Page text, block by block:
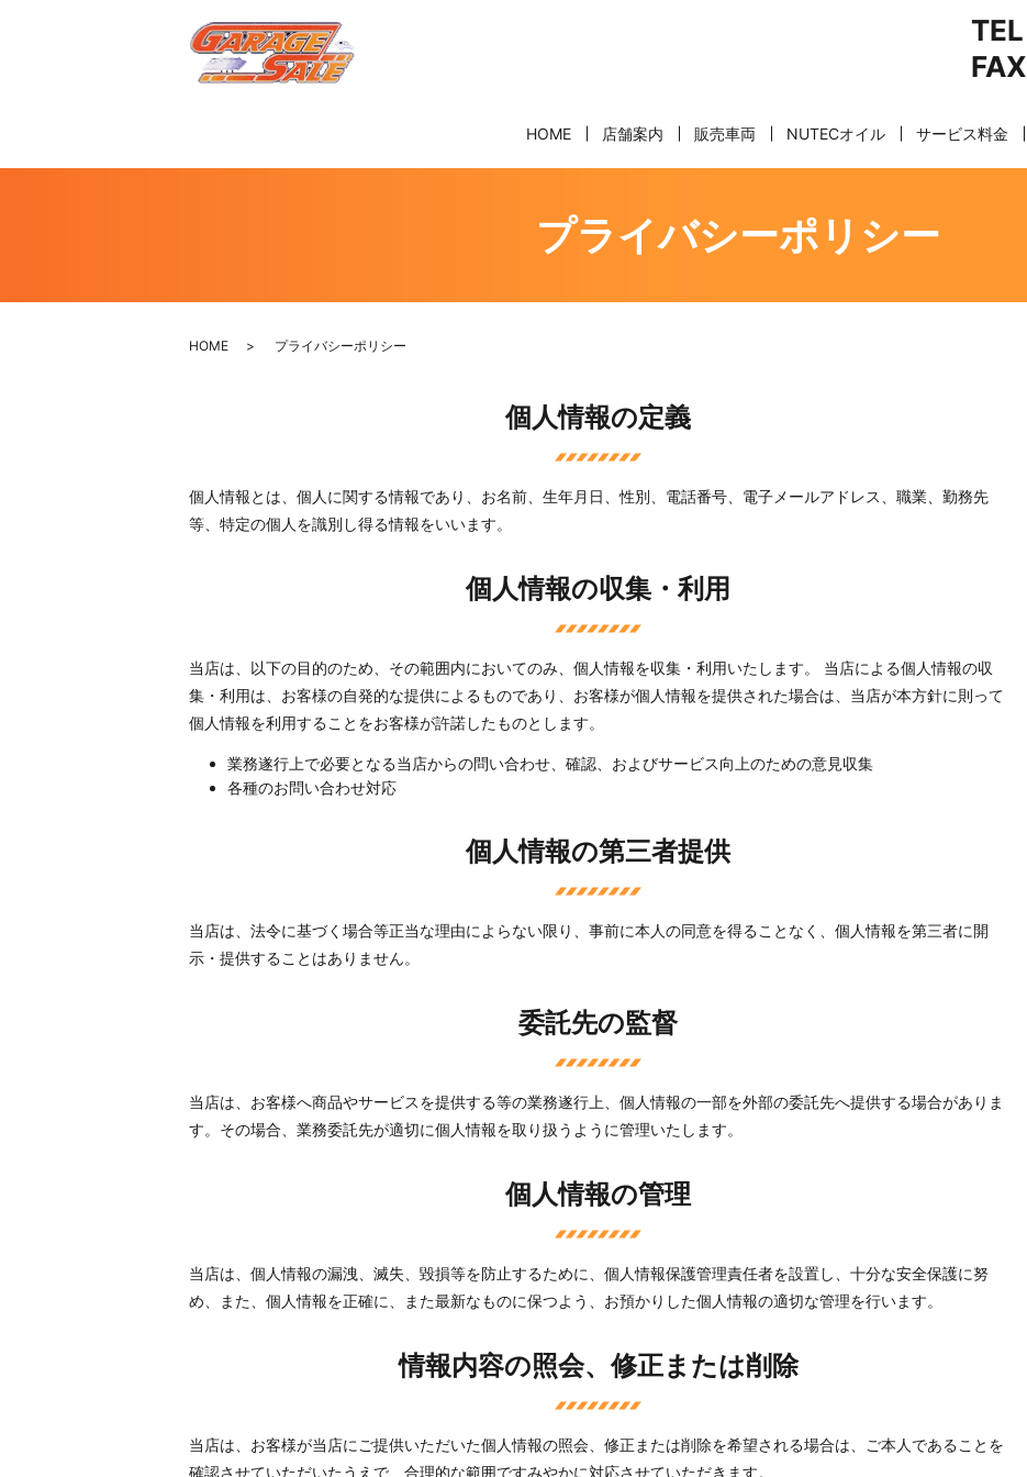
TEL
FAX
HOME 店舗案内 販売車両 NUTECオイル サービス料金
プライバシーポリシー
HOME プライバシーポリシー
個人情報の定義
個人情報とは、個人に関する情報であり、お名前、生年月日、性別、電話番号、電子メールアドレス、職業、勤務先
等、特定の個人を識別し得る情報をいいます。
個人情報の収集・利用
当店は、以下の目的のため、その範囲内においてのみ、個人情報を収集・利用いたします。 当店による個人情報の収
集・利用は、お客様の自発的な提供によるものであり、お客様が個人情報を提供された場合は、当店が本方針に則って
個人情報を利用することをお客様が許諾したものとします。
業務遂行上で必要となる当店からの問い合わせ、確認、およびサービス向上のための意見収集
各種のお問い合わせ対応
個人情報の第三者提供
当店は、法令に基づく場合等正当な理由によらない限り、事前に本人の同意を得ることなく、個人情報を第三者に開
示・提供することはありません。
委託先の監督
当店は、お客様へ商品やサービスを提供する等の業務遂行上、個人情報の一部を外部の委託先へ提供する場合がありま
す。その場合、業務委託先が適切に個人情報を取り扱うように管理いたします。
個人情報の管理
当店は、個人情報の漏洩、滅失、毀損等を防止するために、個人情報保護管理責任者を設置し、十分な安全保護に努
め、また、個人情報を正確に、また最新なものに保つよう、お預かりした個人情報の適切な管理を行います。
情報内容の照会、修正または削除
当店は、お客様が当店にご提供いただいた個人情報の照会、修正または削除を希望される場合は、ご本人であることを
確認させていただいたうえで、合理的な範囲ですみやかに対応させていただきます。